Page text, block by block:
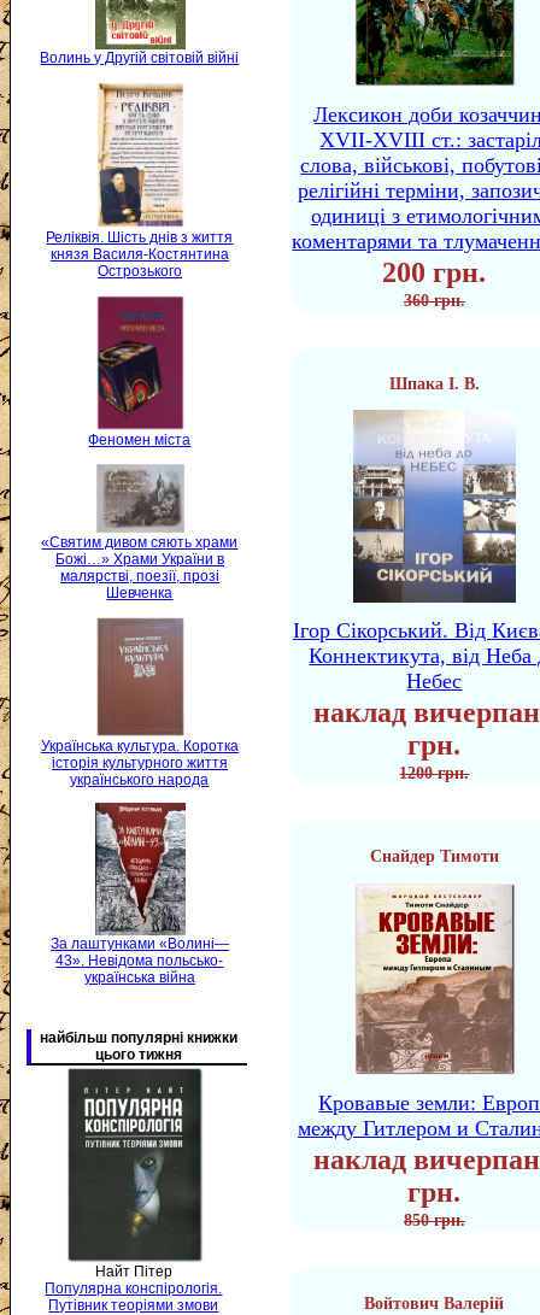
Волинь у Другій світовій війні
Реліквія. Шість днів з життя
князя Василя-Костянтина
Острозького
Феномен міста
«Святим дивом сяють храми
Божі…» Храми України в
малярстві, поезії, прозі
Шевченка
Українська культура. Коротка
історія культурного життя
українського народа
За лаштунками «Волині—
43». Невідома польсько-
українська війна
найбільш популярні книжки
цього тижня
Найт Пітер
Популярна конспірологія.
Путівник теоріями змови
Лексикон доби
XVII-XVIII ст.:
слова, військові,
релігійні терміни,
одиниці з
коментарями та
200 грн.
360 грн.
Шпака І. В.
Ігор Сікорський. Від
Коннектикута, від Неба
Небес
наклад
грн.
1200 грн.
Снайдер Тимоти
Кровавые земли:
между Гитлером и
наклад
грн.
850 грн.
Войтович Валерій